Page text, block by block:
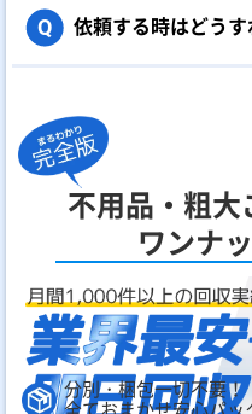
Q 依頼する時はどうす
不用品・粗大
ワンナ
分別・梱包一切不要！